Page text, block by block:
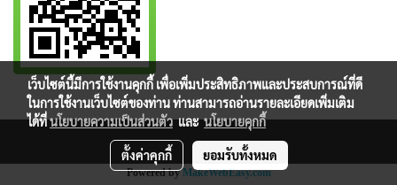
Powered byMakeWebEasy.com
เว็บไซต์นี้มีการใช้งานคุกกี้ เพื่อเพิ่มประสิทธิภาพและประสบการณ์ที่ดี
ในการใช้งานเว็บไซต์ของท่าน ท่านสามารถอ่านรายละเอียดเพิ่มเติม
ได้ที่นโยบายความเป็นส่วนตัวและนโยบายคุกกี้
ตั้งค่าคุกกี้ ยอมรับทั้งหมด